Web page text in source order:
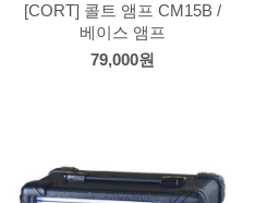
[CORT] 콜트 앰프 CM15B /
베이스 앰프
79,000원